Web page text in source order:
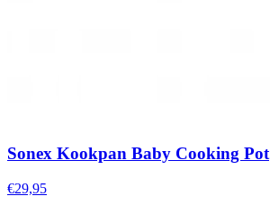
Sonex Kookpan Baby Cooking Pot
€29,95